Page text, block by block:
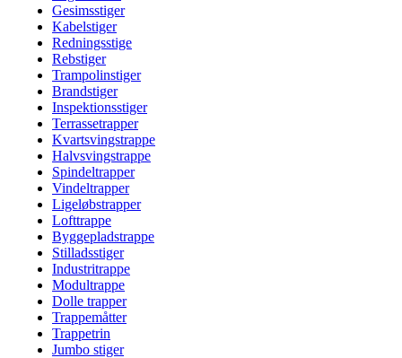
Gesimsstiger
Kabelstiger
Redningsstige
Rebstiger
Trampolinstiger
Brandstiger
Inspektionsstiger
Terrassetrapper
Kvartsvingstrappe
Halvsvingstrappe
Spindeltrapper
Vindeltrapper
Ligeløbstrapper
Lofttrappe
Byggepladstrappe
Stilladsstiger
Industritrappe
Modultrappe
Dolle trapper
Trappemåtter
Trappetrin
Jumbo stiger